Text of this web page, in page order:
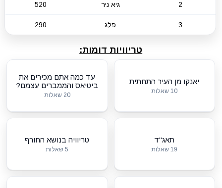
2 גיא ניר 520
3 פלג 290
טריוויות דומות:
יאנקו מן העיר התחתית
10 שאלות
עד כמה אתם מכירים את
ביטיאס והממברים עצמם?
20 שאלות
תאג"ד
19 שאלות
טריוויה בנושא החורף
5 שאלות